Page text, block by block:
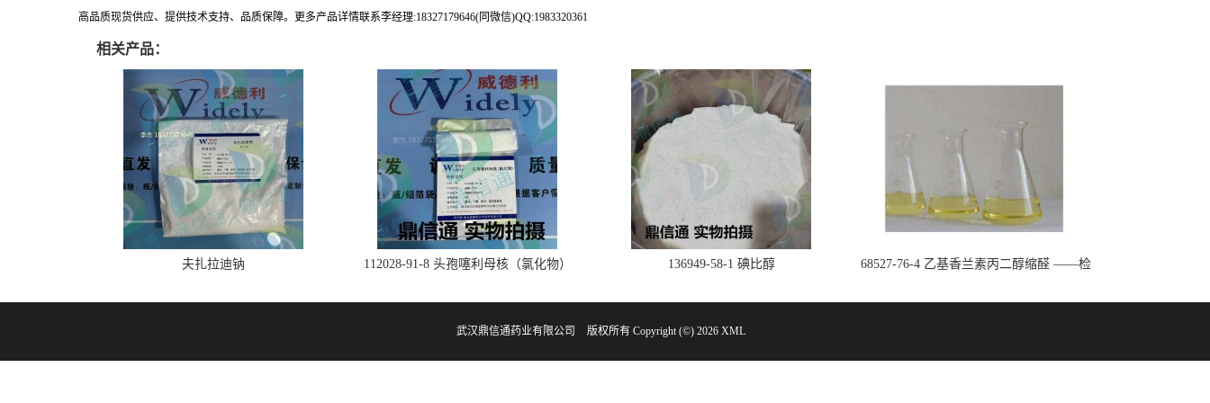
高品质现货供应、提供技术支持、品质保障。更多产品详情联系李经理:18327179646(同微信)QQ:1983320361
相关产品：
夫扎拉迪钠 112028-91-8 头孢噻利母核（氯化物） 136949-58-1 碘比醇
68527-76-4 乙基香兰素丙二醇缩醛 ——检
武汉鼎信通药业有限公司 版权所有 Copyright (©) 2026 XML